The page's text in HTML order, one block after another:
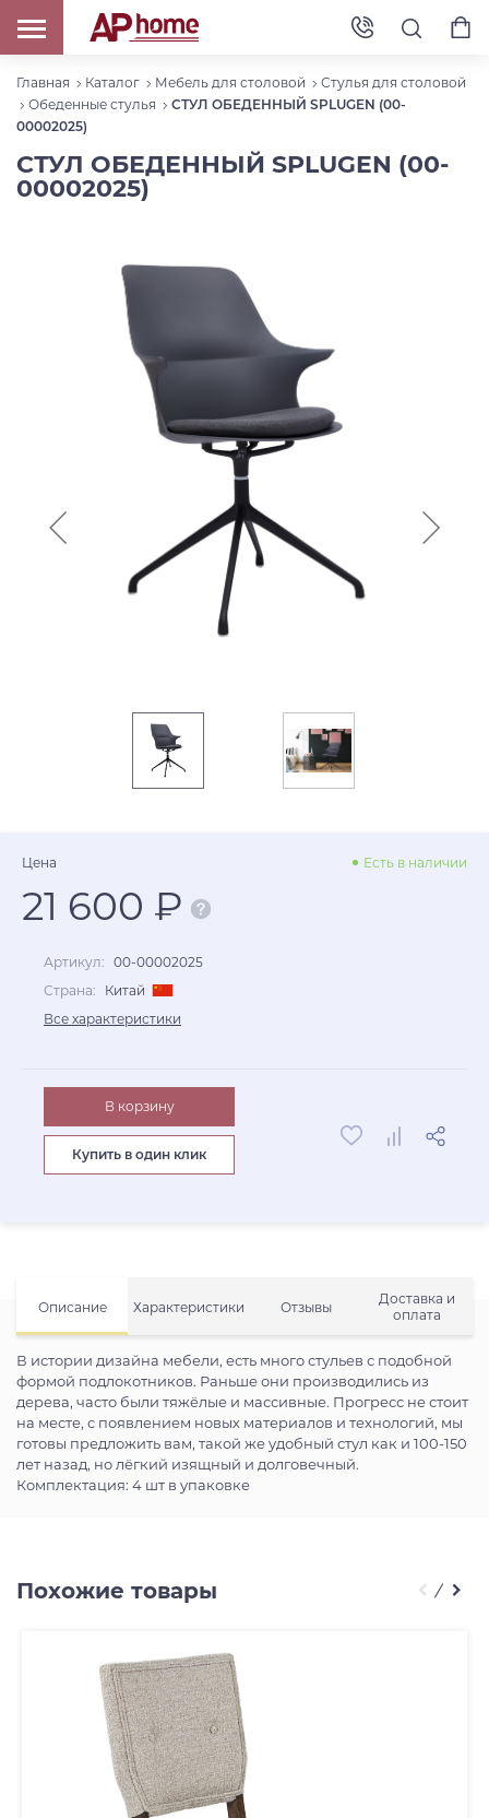
Главная Каталог Мебель для столовой
Стулья для столовой
Обеденные стулья
СТУЛ ОБЕДЕННЫЙ SPLUGEN (00-
00002025)
СТУЛ ОБЕДЕННЫЙ SPLUGEN (00-
00002025)
Описание Характеристики Отзывы
Доставка и
оплата
В истории дизайна мебели, есть много стульев с подобной
формой подлокотников. Раньше они производились из
дерева, часто были тяжёлые и массивные. Прогресс не стоит
на месте, с появлением новых материалов и технологий, мы
готовы предложить вам, такой же удобный стул как и 100-150
лет назад, но лёгкий изящный и долговечный.
Комплектация: 4 шт в упаковке
Цена Есть в наличии
21 600 ₽
Артикул: 00-00002025
Страна:
Китай
Все характеристики
В корзину
Купить в один клик
Похожие товары